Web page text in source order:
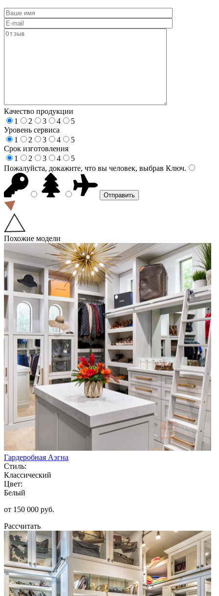
Качество продукции
1
2 3 4
5
Уровень сервиса
1
2 3 4
5
Срок изготовления
1
2 3 4
5
Пожалуйста, докажите, что вы человек, выбрав Ключ.
Похожие модели
Гардеробная Аэгна
Стиль:
Классический
Цвет:
Белый
от 150 000 руб.
Рассчитать